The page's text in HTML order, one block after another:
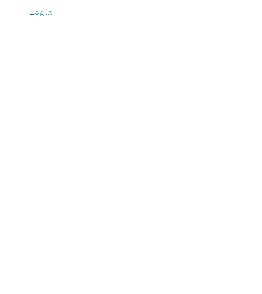
Login